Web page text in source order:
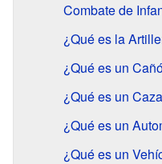
Combate de
¿Qué es la
¿Qué es un
¿Qué es un
¿Qué es un
¿Qué es un